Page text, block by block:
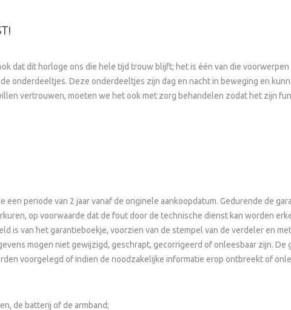
dat dit horloge ons die hele tijd trouw blijft; het is één van die
onderdeeltjes. Deze onderdeeltjes zijn dag en nacht in beweging en
vertrouwen, moeten we het ook met zorg behandelen zodat het zijn
periode van 2 jaar vanaf de originele aankoopdatum. Gedurende de
op voorwaarde dat de fout door de technische dienst kan worden
is van het garantieboekje, voorzien van de stempel van de verdeler en
mogen niet gewijzigd, geschrapt, gecorrigeerd of onleesbaar zijn.
voorgelegd of indien de noodzakelijke informatie erop ontbreekt of
de batterij of de armband;